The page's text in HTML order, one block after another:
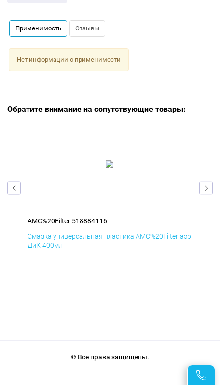
Применимость Отзывы
Нет информации о применимости
Обратите внимание на сопутствующие товары:
AMC%20Filter 518884116
Смазка универсальная пластика AMC%20Filter аэр
ДиК 400мл
© Все права защищены.